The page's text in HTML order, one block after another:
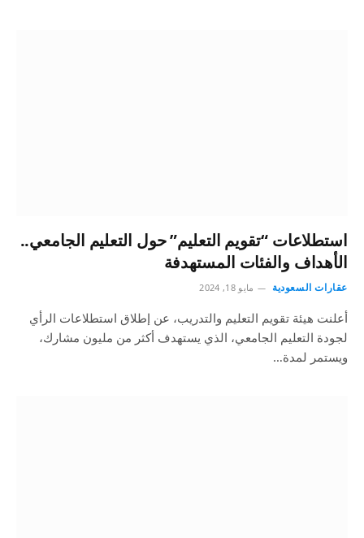
استطلاعات “تقويم التعليم” حول التعليم الجامعي..
الأهداف والفئات المستهدفة
عقارات السعودية مايو 18, 2024
أعلنت هيئة تقويم التعليم والتدريب، عن إطلاق استطلاعات الرأي
لجودة التعليم الجامعي، الذي يستهدف أكثر من مليون مشارك،
ويستمر لمدة…